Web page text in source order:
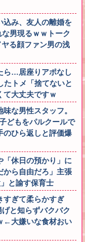
込み、友人の離婚を
男現るｗｗトーク
る顔ファン男の浅
ら…居座りアポなし
たトメ「捨てないと
大丈夫ですｗ
な男性スタッフ。
どもをパルクールで
のひら返しと評価爆
「休日の預かり」に
から自由だろ」主張
と諭す保育士
すぎて柔らかすぎ
と知らずバクバク
←大嫌いな食材おい